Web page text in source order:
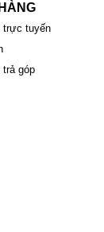
trực tuyến
trả góp